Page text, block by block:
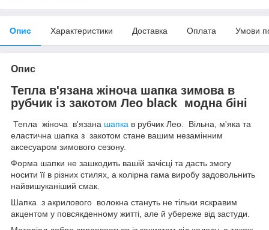
Опис Характеристики Доставка Оплата Умови
Опис
Тепла в'язана жіноча шапка зимова в
рубчик із закотом Лео black модна біні
Тепла жіноча в'язана шапка в рубчик Лео. Вільна, м'яка та
еластична шапка з закотом стане вашим незамінним
аксесуаром зимового сезону.
Форма шапки не зашкодить вашій зачісці та дасть змогу
носити її в різних стилях, а колірна гама виробу задовольнить
найвишуканіший смак.
Шапка з акрилового волокна стануть не тільки яскравим
акцентом у повсякденному житті, але й убереже від застуди.